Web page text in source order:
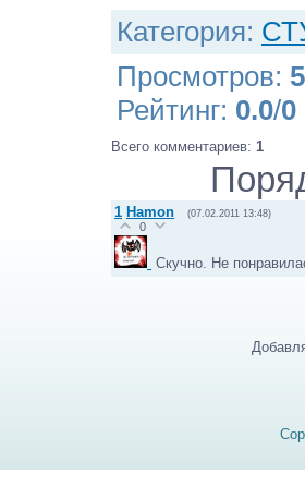
Категория:
Просмотров:
Рейтинг: 0.0/0
Всего комментариев: 1
1 Hamon (07.02.2011 13:48)
0
Скучно. Не